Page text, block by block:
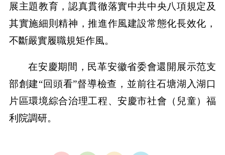
展主題教育，認真貫徹落實中共中央八項規定及
其實施細則精神，推進作風建設常態化長效化，
不斷嚴實履職規矩作風。
在安慶期間，民革安徽省委會還開展示范支
部創建“回頭看”督導檢查，並前往石塘湖入湖口
片區環境綜合治理工程、安慶市社會（兒童）福
利院調研。